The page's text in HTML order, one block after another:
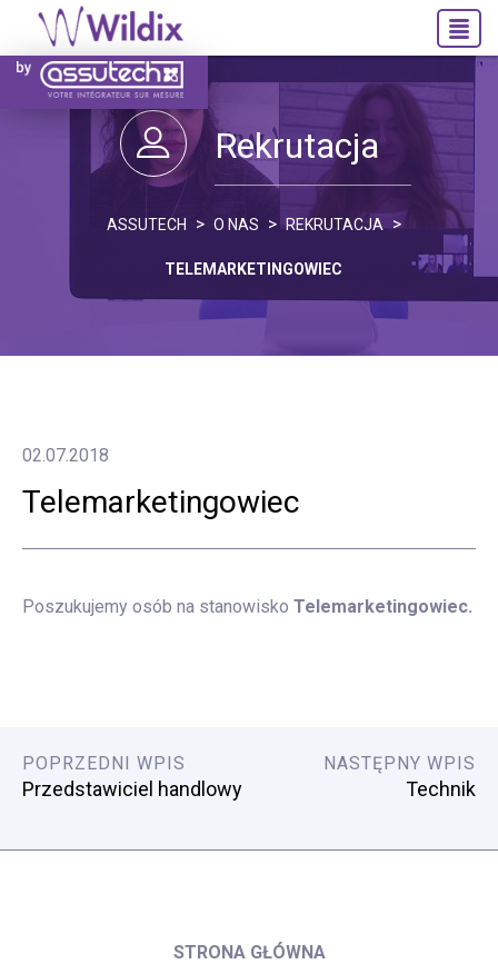
Rekrutacja
ASSUTECH O NAS REKRUTACJA
TELEMARKETINGOWIEC
02.07.2018
Telemarketingowiec
Poszukujemy osób na stanowisko Telemarketingowiec.
POPRZEDNI WPIS
Przedstawiciel handlowy
NASTĘPNY WPIS
Technik
STRONA GŁÓWNA